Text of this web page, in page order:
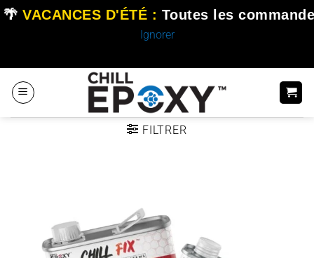
🌴 VACANCES D'ÉTÉ : Toutes les
Ignorer
au
contenu
FILTRER